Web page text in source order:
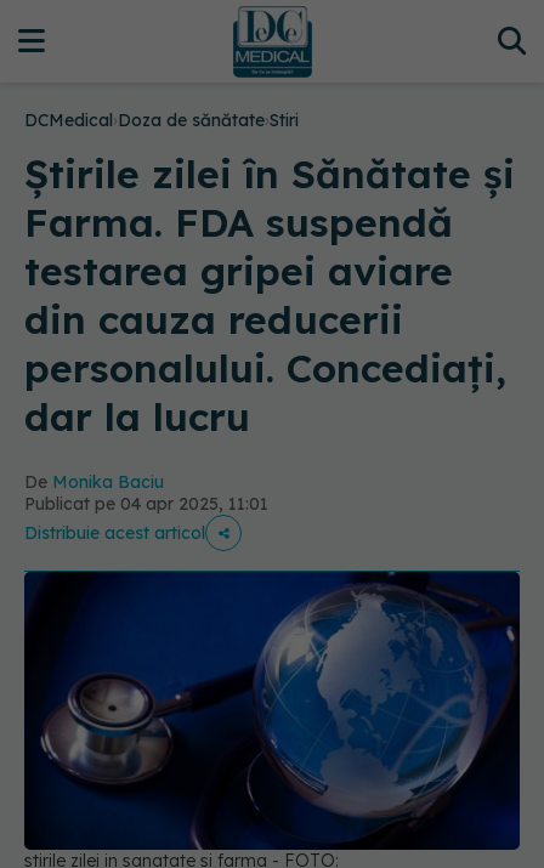
DCMedical›Doza de sănătate›Stiri
Știrile zilei în Sănătate și
Farma. FDA suspendă
testarea gripei aviare
din cauza reducerii
personalului. Concediați,
dar la lucru
De Monika Baciu
Publicat pe 04 apr 2025, 11:01
Distribuie acest articol
stirile zilei in sanatate si farma - FOTO: